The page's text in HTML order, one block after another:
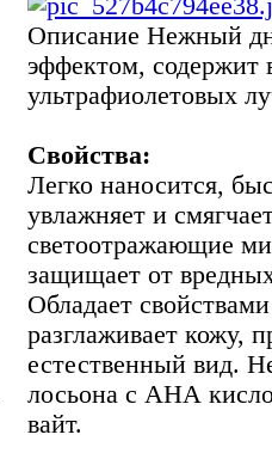
Описание Нежный
эффектом, содержит
ультрафиолетовых
Свойства:
Легко наносится,
увлажняет и
светоотражающие
защищает от
Обладает
разглаживает кожу,
естественный вид.
лосьона с АНА
вайт.